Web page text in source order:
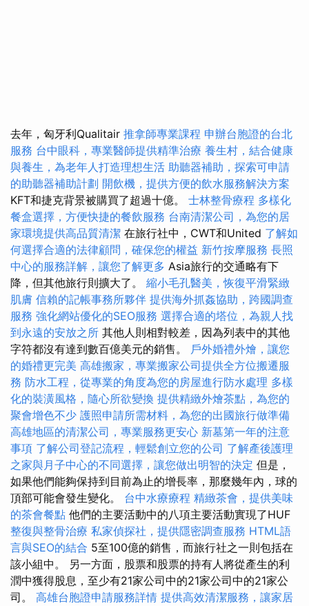
去年，匈牙利Qualitair 推拿師專業課程 申辦台胞證的台北
服務 台中眼科，專業醫師提供精準治療 養生村，結合健康
與養生，為老年人打造理想生活 助聽器補助，探索可申請
的助聽器補助計劃 開飲機，提供方便的飲水服務解決方案
KFT和捷克背景被購買了超過十億。 士林整骨療程 多樣化
餐盒選擇，方便快捷的餐飲服務 台南清潔公司，為您的居
家環境提供高品質清潔 在旅行社中，CWT和United 了解如
何選擇合適的法律顧問，確保您的權益 新竹按摩服務 長照
中心的服務詳解，讓您了解更多 Asia旅行的交通略有下
降，但其他旅行則擴大了。 縮小毛孔醫美，恢復平滑緊緻
肌膚 信賴的記帳事務所夥伴 提供海外抓姦協助，跨國調查
服務 強化網站優化的SEO服務 選擇合適的塔位，為親人找
到永遠的安放之所 其他人則相對較差，因為列表中的其他
字符都沒有達到數百億美元的銷售。 戶外婚禮外燴，讓您
的婚禮更完美 高雄搬家，專業搬家公司提供全方位搬遷服
務 防水工程，從專業的角度為您的房屋進行防水處理 多樣
化的裝潢風格，隨心所欲變換 提供精緻外燴茶點，為您的
聚會增色不少 護照申請所需材料，為您的出國旅行做準備
高雄地區的清潔公司，專業服務更安心 新墓第一年的注意
事項 了解公司登記流程，輕鬆創立您的公司 了解產後護理
之家與月子中心的不同選擇，讓您做出明智的決定 但是，
如果他們能夠保持到目前為止的增長率，那麼幾年內，球的
頂部可能會發生變化。 台中水療療程 精緻茶會，提供美味
的茶會餐點 他們的主要活動中的八項主要活動實現了HUF
整復與整骨治療 私家偵探社，提供隱密調查服務 HTML語
言與SEO的結合 5至100億的銷售，而旅行社之一則包括在
該小組中。 另一方面，股票和股票的持有人將從產生的利
潤中獲得股息，至少有21家公司中的21家公司中的21家公
司。 高雄台胞證申請服務詳情 提供高效清潔服務，讓家居